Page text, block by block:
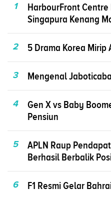
1
HarbourFront Centre
Singapura Kenang
2 5 Drama Korea Mirip
3 Mengenal
4
Gen X vs Baby
Pensiun
5
APLN Raup
Berhasil Berbalik
6 F1 Resmi Gelar